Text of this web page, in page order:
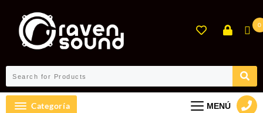
contenido
0
Categoría MENÚ